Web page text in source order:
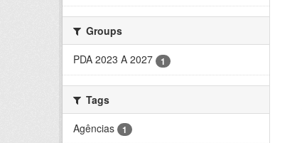
Groups
PDA 2023 A 2027
1
Tags
Agências
1